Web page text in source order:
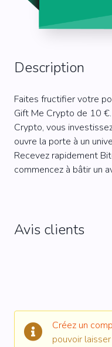
Description
Faites fructifier votre
Gift Me Crypto de 10
Crypto, vous
ouvre la porte à un
Recevez rapidement
commencez à bâtir un
Avis clients
Créez un
pouvoir